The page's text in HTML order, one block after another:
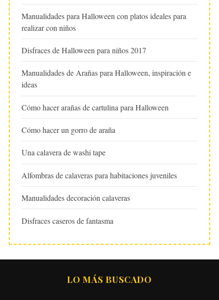
Manualidades para Halloween con platos ideales para
realizar con niños
Disfraces de Halloween para niños 2017
Manualidades de Arañas para Halloween, inspiración e
ideas
Cómo hacer arañas de cartulina para Halloween
Cómo hacer un gorro de araña
Una calavera de washi tape
Alfombras de calaveras para habitaciones juveniles
Manualidades decoración calaveras
Disfraces caseros de fantasma
LO MÁS BUSCADO